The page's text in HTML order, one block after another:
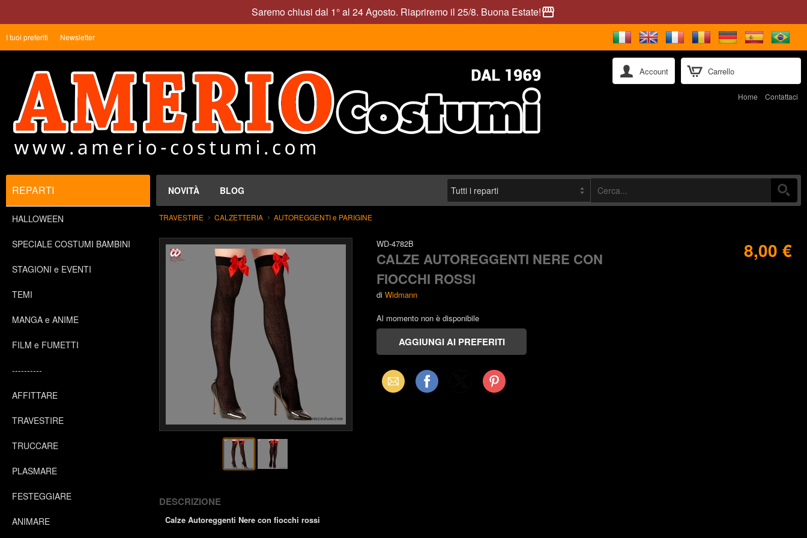
Saremo chiusi dal 1° al 24 Agosto. Riapriremo il 25/8. Buona Estate!storefront
Carrello
I tuoi preferiti Newsletter
Account
Home Contattaci
NOVITÀ BLOG
REPARTI
HALLOWEEN
SPECIALE COSTUMI BAMBINI
STAGIONI e EVENTI
TEMI
MANGA e ANIME
FILM e FUMETTI
----------
AFFITTARE
TRAVESTIRE
TRUCCARE
PLASMARE
FESTEGGIARE
ANIMARE
TRAVESTIRE CALZETTERIA AUTOREGGENTI e PARIGINE
WD-4782B
CALZE AUTOREGGENTI NERE CON
FIOCCHI ROSSI
di Widmann
8,00 €
Al momento non è disponibile
Email Facebook Pinterest
DESCRIZIONE
Calze Autoreggenti Nere con fiocchi rossi